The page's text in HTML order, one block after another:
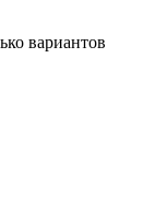
вариантов